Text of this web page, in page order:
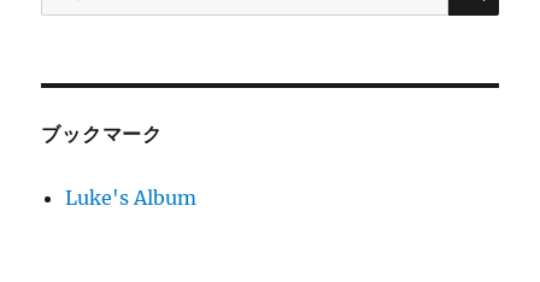
索:
ブックマーク
Luke's Album